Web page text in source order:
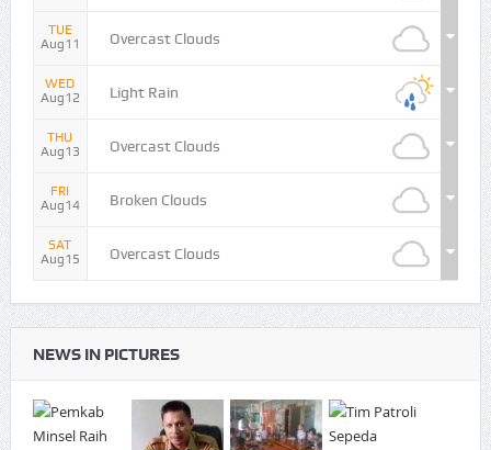
TUE
Aug11
Overcast Clouds
WED
Aug12
Light Rain
THU
Aug13
Overcast Clouds
FRI
Aug14
Broken Clouds
SAT
Aug15
Overcast Clouds
NEWS IN PICTURES